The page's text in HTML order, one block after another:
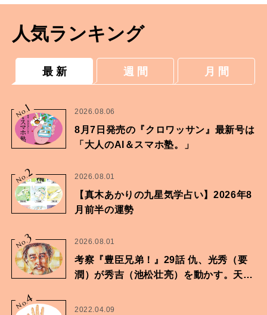
人気ランキング
最 新 週 間 月 間
No.
1 2026.08.06
8月7日発売の『クロワッサン』最新号は
「大人のAI＆スマホ塾。」
No.2 2026.08.01
【真木あかりの九星気学占い】2026年8
月前半の運勢
No.
3 2026.08.01
考察『豊臣兄弟！』29話 仇、光秀（要
潤）が秀吉（池松壮亮）を動かす。天下
No.
4
2022.04.09